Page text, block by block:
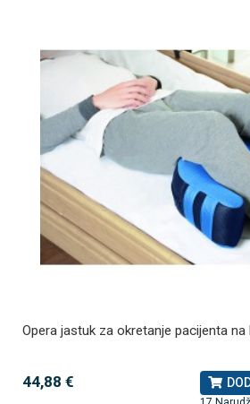
Opera jastuk za okretanje pacijenta na
44,88 €